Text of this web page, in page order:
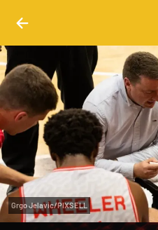
Grgo Jelavic/PIXSELL